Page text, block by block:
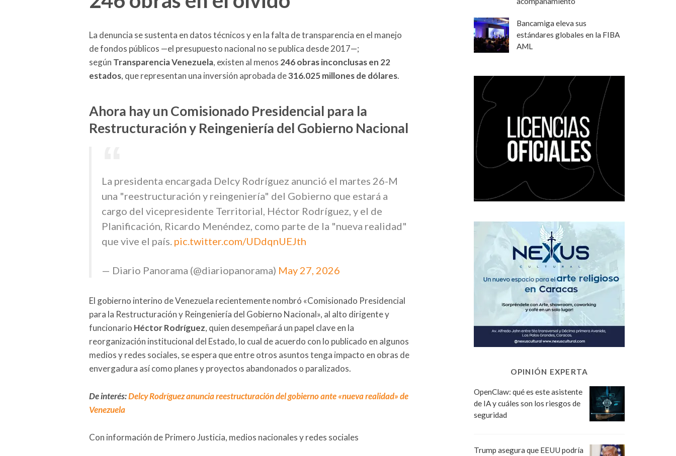
La denuncia se sustenta en datos técnicos y en la falta de transparencia en el manejo
de fondos públicos —el presupuesto nacional no se publica desde 2017—;
según Transparencia Venezuela, existen al menos 246 obras inconclusas en 22
estados, que representan una inversión aprobada de316.025 millones de dólares.
Ahora hay un Comisionado Presidencial para la
Restructuración y Reingeniería del Gobierno Nacional
La presidenta encargada Delcy Rodríguez anunció el martes 26-M
una "reestructuración y reingeniería" del Gobierno que estará a
cargo del vicepresidente Territorial, Héctor Rodríguez, y el de
Planificación, Ricardo Menéndez, como parte de la "nueva realidad"
que vive el país. pic.twitter.com/UDdqnUEJth
— Diario Panorama (@diariopanorama) May 27, 2026
El gobierno interino de Venezuela recientemente nombró «Comisionado Presidencial
para la Restructuración y Reingeniería del Gobierno Nacional», al alto dirigente y
funcionario Héctor Rodríguez, quien desempeñará un papel clave en la
reorganización institucional del Estado, lo cual de acuerdo con lo publicado en algunos
medios y redes sociales, se espera que entre otros asuntos tenga impacto en obras de
envergadura así como planes y proyectos abandonados o paralizados.
De interés:Delcy Rodríguez anuncia reestructuración del gobierno ante «nueva realidad» de
Venezuela
Con información de Primero Justicia, medios nacionales y redes sociales
Bancamiga eleva sus
estándares globales en la FIBA
AML
OPINIÓN EXPERTA
OpenClaw: qué es este asistente
de IA y cuáles son los riesgos de
seguridad
Trump asegura que EEUU podría